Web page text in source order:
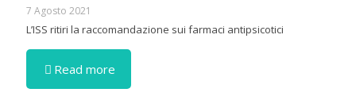
7 Agosto 2021
L’ISS ritiri la raccomandazione sui farmaci antipsicotici
Read more